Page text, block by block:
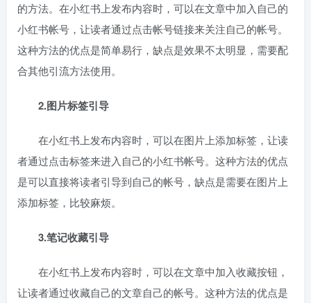
的方法。在小红书上发布内容时，可以在文章中加入自己的
小红书帐号，让读者通过点击帐号链接来关注自己的帐号。
这种方法的优点是简单易行，缺点是效果不太明显，需要配
合其他引流方法使用。
2.图片标签引导
在小红书上发布内容时，可以在图片上添加标签，让读
者通过点击标签来进入自己的小红书帐号。这种方法的优点
是可以直接将读者引导到自己的帐号，缺点是需要在图片上
添加标签，比较麻烦。
3.笔记收藏引导
在小红书上发布内容时，可以在文章中加入收藏按钮，
让读者通过收藏自己的文章自己的帐号。这种方法的优点是